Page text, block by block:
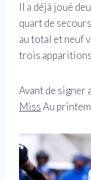
Il a déjà joué
quart de
au total et neuf
trois
Avant de signer
MissAu